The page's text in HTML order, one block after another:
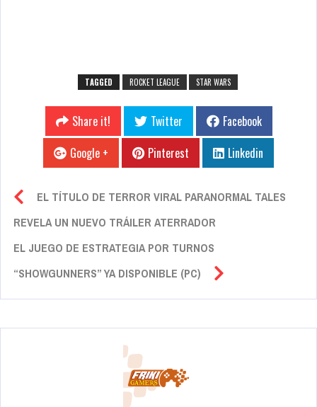
TAGGED ROCKET LEAGUE STAR WARS
Share it! Twitter
Facebook
Google +
Pinterest Linkedin
EL TÍTULO DE TERROR VIRAL PARANORMAL TALES
REVELA UN NUEVO TRÁILER ATERRADOR
EL JUEGO DE ESTRATEGIA POR TURNOS
“SHOWGUNNERS” YA DISPONIBLE (PC)